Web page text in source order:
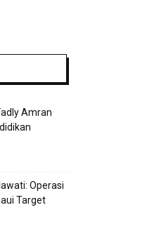
Amran
Operasi
Target